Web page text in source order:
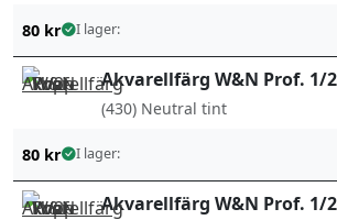
80 kr I lager:
Akvarellfärg W&N Prof. 1/
(430) Neutral tint
80 kr I lager:
Akvarellfärg W&N Prof. 1/